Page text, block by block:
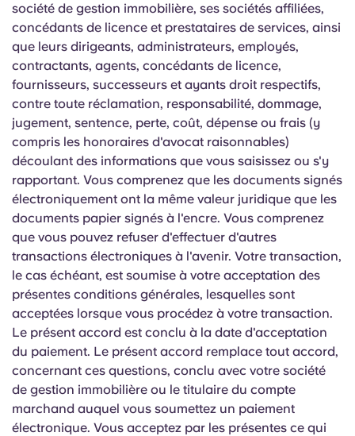
société de gestion immobilière, ses sociétés affiliées,
concédants de licence et prestataires de services, ainsi
que leurs dirigeants, administrateurs, employés,
contractants, agents, concédants de licence,
fournisseurs, successeurs et ayants droit respectifs,
contre toute réclamation, responsabilité, dommage,
jugement, sentence, perte, coût, dépense ou frais (y
compris les honoraires d'avocat raisonnables)
découlant des informations que vous saisissez ou s'y
rapportant. Vous comprenez que les documents signés
électroniquement ont la même valeur juridique que les
documents papier signés à l'encre. Vous comprenez
que vous pouvez refuser d'effectuer d'autres
transactions électroniques à l'avenir. Votre transaction,
le cas échéant, est soumise à votre acceptation des
présentes conditions générales, lesquelles sont
acceptées lorsque vous procédez à votre transaction.
Le présent accord est conclu à la date d'acceptation
du paiement. Le présent accord remplace tout accord,
concernant ces questions, conclu avec votre société
de gestion immobilière ou le titulaire du compte
marchand auquel vous soumettez un paiement
électronique. Vous acceptez par les présentes ce qui